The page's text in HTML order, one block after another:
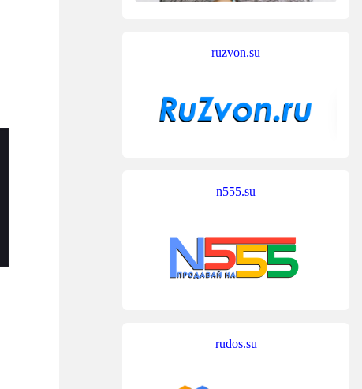
ruzvon.su
n555.su
rudos.su